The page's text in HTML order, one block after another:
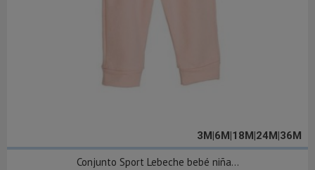
3M|6M|18M|24M|36M
Conjunto Sport Lebeche bebé niña...